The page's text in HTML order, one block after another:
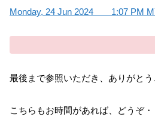
Monday, 24 Jun 2024 1:07 PM
最後まで参照いただき、ありがとう
こちらもお時間があれば、どうぞ・